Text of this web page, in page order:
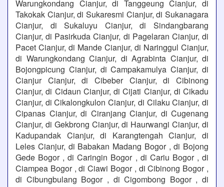
Warungkondang Cianjur, di Tanggeung Cianjur, di
Takokak Cianjur, di Sukaresmi Cianjur, di Sukanagara
Cianjur, di Sukaluyu Cianjur, di Sindangbarang
Cianjur, di Pasirkuda Cianjur, di Pagelaran Cianjur, di
Pacet Cianjur, di Mande Cianjur, di Naringgul Cianjur,
di Warungkondang Cianjur, di Agrabinta Cianjur, di
Bojongpicung Cianjur, di Campakamulya Cianjur, di
Cianjur Cianjur, di Cibeber Cianjur, di Cibinong
Cianjur, di Cidaun Cianjur, di Cijati Cianjur, di Cikadu
Cianjur, di Cikalongkulon Cianjur, di Cilaku Cianjur, di
Cipanas Cianjur, di Ciranjang Cianjur, di Cugenang
Cianjur, di Gekbrong Cianjur, di Haurwangi Cianjur, di
Kadupandak Cianjur, di Karangtengah Cianjur, di
Leles Cianjur, di Babakan Madang Bogor , di Bojong
Gede Bogor , di Caringin Bogor , di Cariu Bogor , di
Ciampea Bogor , di Ciawi Bogor , di Cibinong Bogor ,
di Cibungbulang Bogor , di Cigombong Bogor , di